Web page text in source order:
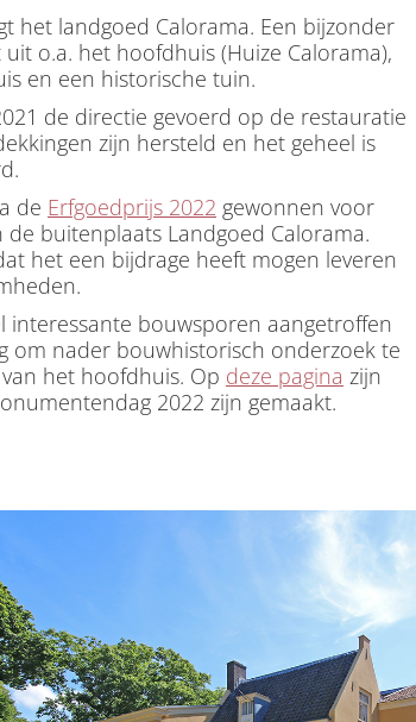
het landgoed Calorama. Een bijzonder
o.a. het hoofdhuis (Huize Calorama),
en een historische tuin.
de directie gevoerd op de restauratie
zijn hersteld en het geheel is
de Erfgoedprijs 2022 gewonnen voor
buitenplaats Landgoed Calorama.
het een bijdrage heeft mogen leveren
interessante bouwsporen aangetroffen
om nader bouwhistorisch onderzoek te
het hoofdhuis. Op deze pagina zijn
2022 zijn gemaakt.